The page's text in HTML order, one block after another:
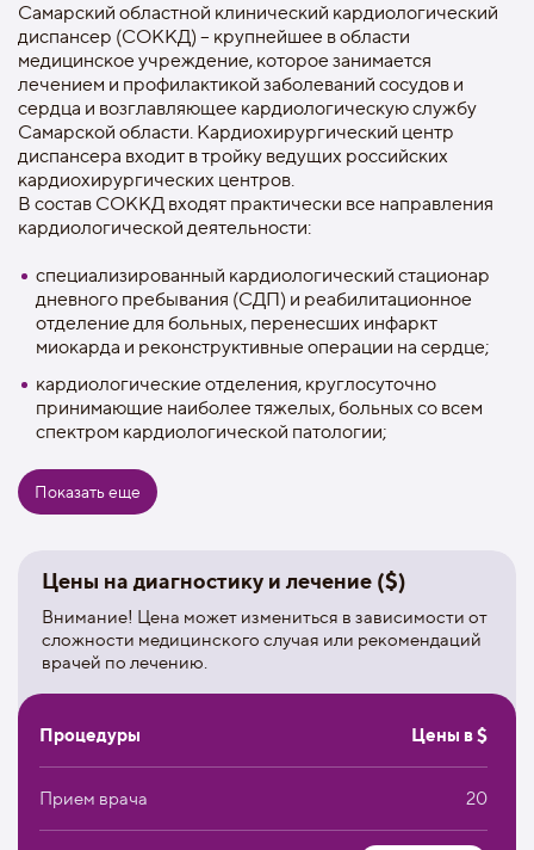
Самарский областной клинический кардиологический
диспансер (СОККД) – крупнейшее в области
медицинское учреждение, которое занимается
лечением и профилактикой заболеваний сосудов и
сердца и возглавляющее кардиологическую службу
Самарской области. Кардиохирургический центр
диспансера входит в тройку ведущих российских
кардиохирургических центров.
В состав СОККД входят практически все направления
кардиологической деятельности:
специализированный кардиологический стационар
дневного пребывания (СДП) и реабилитационное
отделение для больных, перенесших инфаркт
миокарда и реконструктивные операции на сердце;
кардиологические отделения, круглосуточно
принимающие наиболее тяжелых, больных со всем
спектром кардиологической патологии;
кардиохирургический центр, включающий отделения
для хирургического лечения врожденных и
приобретенных пороков сердца и ВПС;
обследования;
детское кардиохирургическое и
кардиоревматологическое отделение (единственное
в области);
кардиоакушерская служба, состоящую из родильных
отделений для женщин с кардиальной патологией;
Показать еще
Цены на диагностику и лечение ($)
Внимание! Цена может измениться в зависимости от
сложности медицинского случая или рекомендаций
врачей по лечению.
Процедуры Цены в $
Прием врача 20